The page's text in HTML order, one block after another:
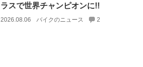
ラスで世界チャンピオンに!!
2026.08.06 バイクのニュース 2